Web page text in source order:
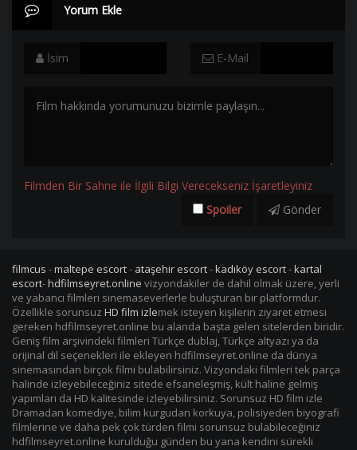
Yorum Ekle
İsim E-Mail
Filmden Bir Sahne ile İlgili Bilgi Verecekseniz İşaretleyiniz
Spoiler
Gönder
filmcus -maltepe escort- ataşehir escort-kadıköy escort-kartal
escort-hdfilmseyret.online vizyondakiler de dahil olmak üzere, yerli
ve yabancı filmleri sinemaseverlerle buluşturan bir platformdur.
Özellikle sorunsuz HD film izlemek isteyen kişilerin ziyaret etmesi
gereken hdfilmseyret.online bu alanda başta gelen sitelerden biridir.
Geniş film arşivindeki filmleri Türkçe dublaj, Türkçe altyazı ya da
orijinal dil seçenekleri ile ekleyen hdfilmseyret.online da dünya
sinemasından birçok filmi bulabilirsiniz. Vizyondaki filmleri tek parça
halinde izleyebileceğiniz sitede efsaneleşmiş, kült haline gelmiş
yapımları da HD kalitesinde izleyebilirsiniz. Sorunsuz HD film izle
Dramadan komediye, bilim kurgudan korkuya, polisiyeden biyografi
filmlerine ve daha pek çok türden filmi sorunsuz bulabileceğiniz
hdfilmseyret.online kurulduğu günden bu yana kendini sürekli